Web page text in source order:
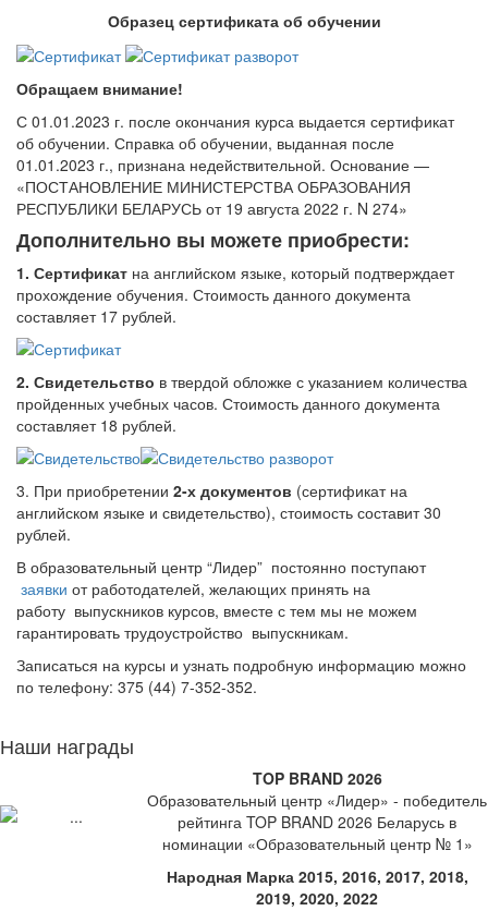
Образец сертификата об обучении
Обращаем внимание!
С 01.01.2023 г. после окончания курса выдается сертификат
об обучении. Справка об обучении, выданная после
01.01.2023 г., признана недействительной. Основание —
«ПОСТАНОВЛЕНИЕ МИНИСТЕРСТВА ОБРАЗОВАНИЯ
РЕСПУБЛИКИ БЕЛАРУСЬ от 19 августа 2022 г. N 274»
Дополнительно вы можете приобрести:
1. Сертификат на английском языке, который подтверждает
прохождение обучения. Стоимость данного документа
составляет 17 рублей.
2. Свидетельство в твердой обложке с указанием количества
пройденных учебных часов. Стоимость данного документа
составляет 18 рублей.
3. При приобретении 2-х документов (сертификат на
английском языке и свидетельство), стоимость составит 30
рублей.
В образовательный центр “Лидер” постоянно поступают
заявки от работодателей, желающих принять на
работу выпускников курсов, вместе с тем мы не можем
гарантировать трудоустройство выпускникам.
Записаться на курсы и узнать подробную информацию можно
по телефону: 375 (44) 7-352-352.
Наши награды
TOP BRAND 2026
Образовательный центр «Лидер» - победитель
рейтинга TOP BRAND 2026 Беларусь в
номинации «Образовательный центр № 1»
Народная Марка 2015, 2016, 2017, 2018,
2019, 2020, 2022